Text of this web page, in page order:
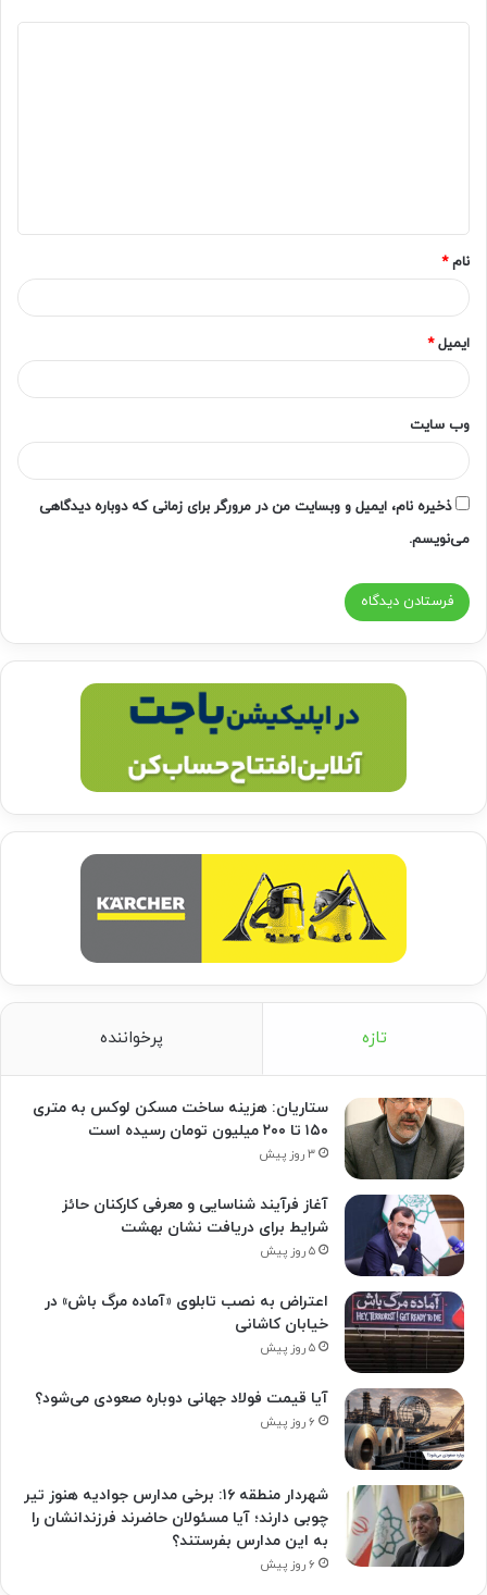
*
نام*
ایمیل*
وب‌ سایت
ذخیره نام، ایمیل و وبسایت من در مرورگر برای زمانی که دوباره دیدگاهی
می‌نویسم.
تازه پرخواننده
ستاریان: هزینه ساخت مسکن لوکس به متری
۱۵۰ تا ۲۰۰ میلیون تومان رسیده است
۳ روز پیش
آغاز فرآیند شناسایی و معرفی کارکنان حائز
شرایط برای دریافت نشان بهشت
۵ روز پیش
اعتراض به نصب تابلوی «آماده مرگ باش» در
خیابان کاشانی
۵ روز پیش
آیا قیمت فولاد جهانی دوباره صعودی می‌شود؟
۶ روز پیش
شهردار منطقه ۱۶: برخی مدارس جوادیه هنوز تیر
چوبی دارند؛ آیا مسئولان حاضرند فرزندانشان را
به این مدارس بفرستند؟
۶ روز پیش